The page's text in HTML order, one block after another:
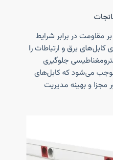
مقاومت در برابر شرایط
برق و ارتباطات را
جلوگیری
می‌شود که کابل‌های
و بهینه مدیریت